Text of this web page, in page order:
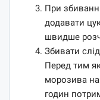
При
додавати
швидше
Збивати
Перед тим
морозива на
годин